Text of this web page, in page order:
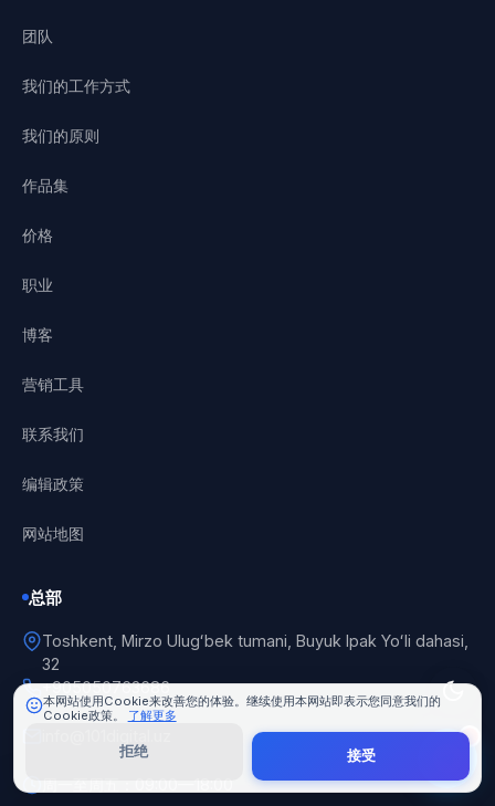
团队
我们的工作方式
我们的原则
作品集
价格
职业
博客
营销工具
联系我们
编辑政策
网站地图
总部
Toshkent, Mirzo Ulugʻbek tumani, Buyuk Ipak Yoʻli dahasi,
32
+905050763686
本网站使用Cookie来改善您的体验。继续使用本网站即表示您同意我们的
Cookie政策。
了解更多
拒绝 接受